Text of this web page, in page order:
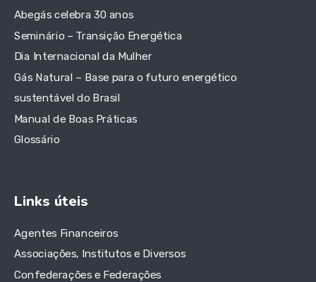
Abegás celebra 30 anos
Seminário – Transição Energética
Dia Internacional da Mulher
Gás Natural – Base para o futuro energético
sustentável do Brasil
Manual de Boas Práticas
Glossário
Links úteis
Agentes Financeiros
Associações, Institutos e Diversos
Confederações e Federações